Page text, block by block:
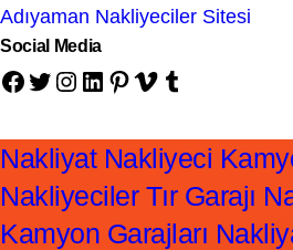
Adıyaman Nakliyeciler Sitesi
Social Media
Facebook Twitter Instagram LinkedIn Pinterest Vimeo Tumblr
Nakliyat Nakliyeci
Nakliyeciler Tır Garajı
Kamyon Garajları